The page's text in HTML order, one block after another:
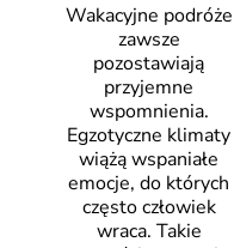
Wakacyjne podróże
zawsze
pozostawiają
przyjemne
wspomnienia.
Egzotyczne klimaty
wiążą wspaniałe
emocje, do których
często człowiek
wraca. Takie